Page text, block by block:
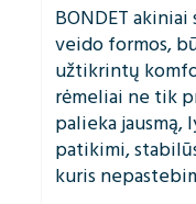
BONDET
veido formos,
užtikrintų
rėmeliai ne tik
palieka
patikimi,
kuris